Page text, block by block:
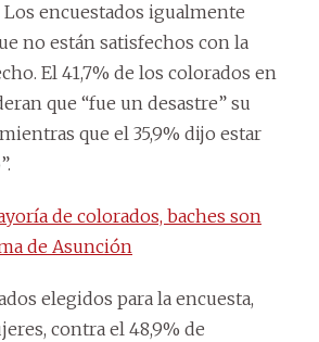
Los encuestados igualmente
no están satisfechos con la
El 41,7% de los colorados en
que “fue un desastre” su
que el 35,9% dijo estar
de colorados, baches son
de Asunción
elegidos para la encuesta,
contra el 48,9% de